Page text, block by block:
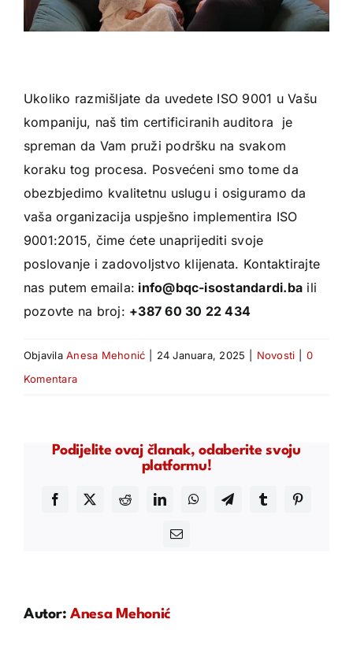
Ukoliko razmišljate da uvedete ISO 9001 u Vašu
kompaniju, naš tim certificiranih auditora je
spreman da Vam pruži podršku na svakom
koraku tog procesa. Posvećeni smo tome da
obezbjedimo kvalitetnu uslugu i osiguramo da
vaša organizacija uspješno implementira ISO
9001:2015, čime ćete unaprijediti svoje
poslovanje i zadovoljstvo klijenata. Kontaktirajte
nas putem emaila: info@bqc-isostandardi.ba ili
pozovte na broj: +387 60 30 22 434
ObjavilaAnesa Mehonić 24 Januara, 2025 Novosti
0
Komentara
Podijelite ovaj članak, odaberite svoju
platformu!
Facebook
X RedditLinkedInWhatsAppTelegramTumblrPinterest
Email
Autor: Anesa Mehonić